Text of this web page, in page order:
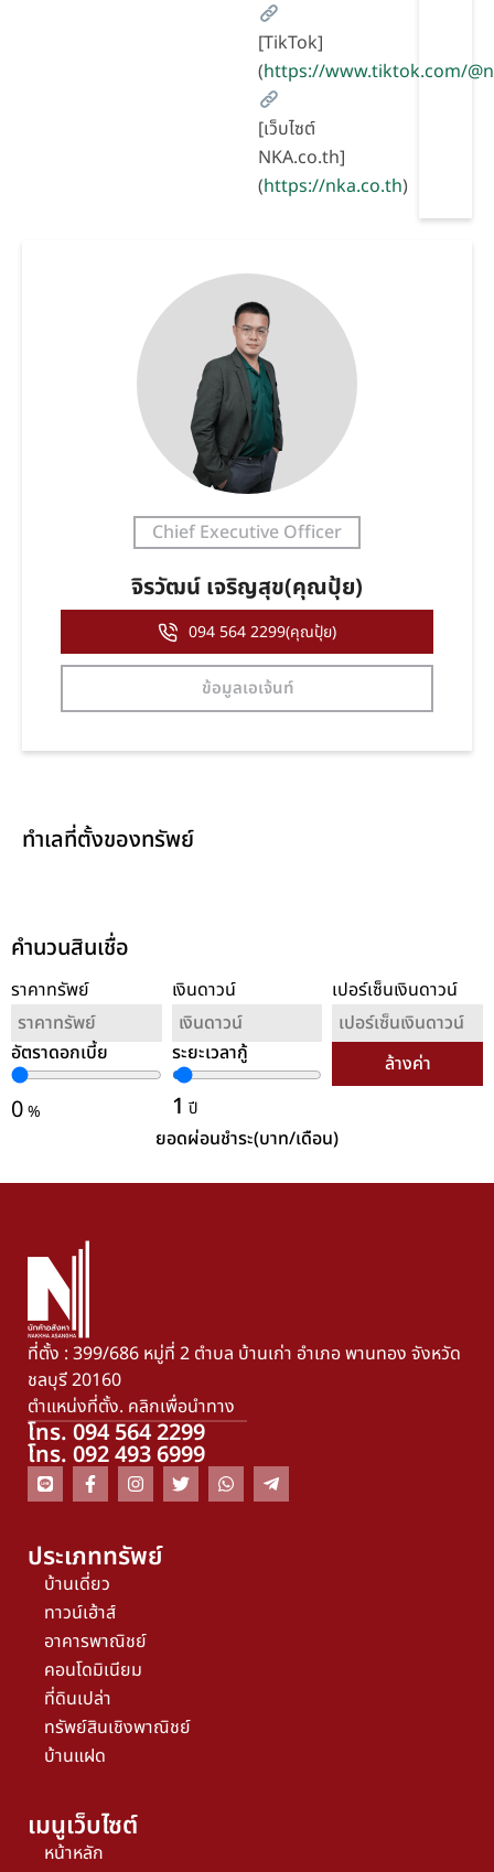
[TikTok]
(https://www.tiktok.com/
[เว็บไซต์
NKA.co.th]
(https://nka.co.th)
Chief Executive Officer
จิรวัฒน์ เจริญสุข(คุณปุ้ย)
094 564 2299(คุณปุ้ย)
ข้อมูลเอเจ้นท์
ทำเลที่ตั้งของทรัพย์
คำนวนสินเชื่อ
ราคาทรัพย์ เงินดาวน์ เปอร์เซ็นเงินดาวน์
อัตราดอกเบี้ย
0%
ระยะเวลากู้
1 ปี
ล้างค่า
ยอดผ่อนชำระ(บาท/เดือน)
ที่ตั้ง : 399/686 หมู่ที่ 2 ตำบล บ้านเก่า อำเภอ พานทอง จังหวัด
ชลบุรี 20160
ตำแหน่งที่ตั้ง. คลิกเพื่อนำทาง
โทร. 094 564 2299
โทร. 092 493 6999
ประเภททรัพย์
บ้านเดี่ยว
ทาวน์เฮ้าส์
อาคารพาณิชย์
คอนโดมิเนียม
ที่ดินเปล่า
ทรัพย์สินเชิงพาณิชย์
บ้านแฝด
เมนูเว็บไซต์
หน้าหลัก